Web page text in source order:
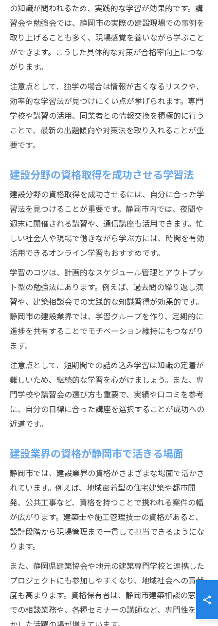
の知識が問われるため、実践的な学習が効果的です。講
習会や勉強会では、静岡市の実際の建設現場での事例を
取り上げることも多く、現場感覚を養いながら学ぶこと
ができます。こうした具体的な対策が合格率向上につな
がります。
注意点として、独学の場合は情報が古くなるリスクや、
効率的な学習法が見つけにくい点が挙げられます。専門
学校や講習の活用、同業者との情報交換を積極的に行う
ことで、最新の出題傾向や対策法を取り入れることが重
要です。
建設分野の資格取得を成功させる学習法
建設分野の資格取得を成功させるには、自分に合った学
習法を見つけることが重要です。静岡市内では、夜間や
週末に開催される講習や、通信講座も活用できます。忙
しい社会人や現場で働きながら学ぶ方には、時間を有効
活用できるオンライン学習もおすすめです。
学習のコツは、計画的なスケジュール管理とアウトプッ
ト型の勉強法にあります。例えば、過去問の繰り返し演
習や、建築相談会での実践的な知識習得が効果的です。
静岡市の建設業界では、学習グループを作り、定期的に
進捗を共有することでモチベーション維持にもつながり
ます。
注意点として、短期間での詰め込み学習は知識の定着が
難しいため、継続的な学習を心がけましょう。また、専
門学校や講習会の選び方も重要で、実績や口コミを参考
に、自分の目標に合った講座を選択することが成功への
近道です。
建設業界の資格が静岡市で活きる場面
静岡市では、建設業界の資格がさまざまな場面で活かさ
れています。例えば、地域密着型の住宅建築や都市開
発、公共工事など、資格を持つことで携われる案件の幅
が広がります。建築士や施工管理技士の資格があると、
設計段階から現場管理まで一貫して担当できるようにな
ります。
また、静岡県建築協会や地元の建築専門学校と連携した
プロジェクトにも参加しやすくなり、地域社会への貢献
度も高まります。資格保有者は、静岡市建築相談の窓口
での相談業務や、各種セミナーの講師など、専門性を活